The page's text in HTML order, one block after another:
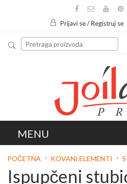
Prijavi se / Registruj se
POČETNA KOVANI ELEMENTI
Ispupčeni